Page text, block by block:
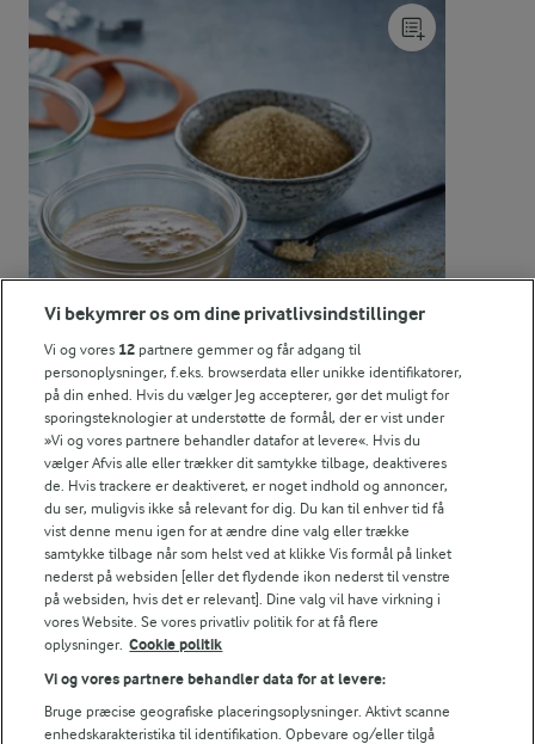
ENERGI PR 100 G
Fiber:
0 g
Fedt:
2,6 g
Kulhydrat:
3,5 g
1 TIME
Kondenseret mælk
LAKTOSEFRI MADLAVNING
Få tips til madlavning uden
laktose
Vi bekymrer os om dine privatlivsindstillinger
Vi og vores 12 partnere gemmer og får adgang til
personoplysninger, f.eks. browserdata eller unikke identifikatorer,
på din enhed. Hvis du vælger Jeg accepterer, gør det muligt for
sporingsteknologier at understøtte de formål, der er vist under
»Vi og vores partnere behandler datafor at levere«. Hvis du
vælger Afvis alle eller trækker dit samtykke tilbage, deaktiveres
de. Hvis trackere er deaktiveret, er noget indhold og annoncer,
du ser, muligvis ikke så relevant for dig. Du kan til enhver tid få
vist denne menu igen for at ændre dine valg eller trække
samtykke tilbage når som helst ved at klikke Vis formål på linket
nederst på websiden [eller det flydende ikon nederst til venstre
på websiden, hvis det er relevant]. Dine valg vil have virkning i
vores Website. Se vores privatliv politik for at få flere
oplysninger. Cookie politik
Vi og vores partnere behandler data for at levere:
Bruge præcise geografiske placeringsoplysninger. Aktivt scanne
enhedskarakteristika til identifikation. Opbevare og/eller tilgå